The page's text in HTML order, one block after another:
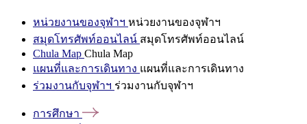
หน่วยงานของจุฬาฯ หน่วยงานของจุฬาฯ
สมุดโทรศัพท์ออนไลน์ สมุดโทรศัพท์ออนไลน์
Chula Map Chula Map
แผนที่และการเดินทาง แผนที่และการเดินทาง
ร่วมงานกับจุฬาฯ ร่วมงานกับจุฬาฯ
การศึกษา